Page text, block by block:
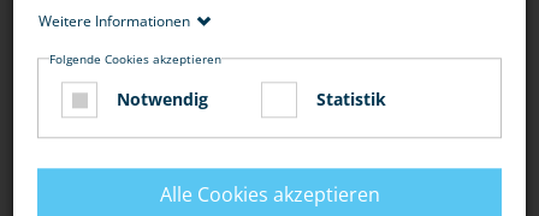
das eineKörperverletzung.
IST DAS VERABREDEN EINER SCHLÄGEREI
Weitere Informationen
Folgende Cookies akzeptieren
Notwendig Statistik
Alle Cookies akzeptieren